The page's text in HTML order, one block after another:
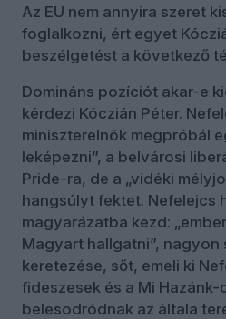
Az EU nem annyira szeret
foglalkozni, ért egyet
beszélgetést a következő
Domináns pozíciót akar-e
kérdezi Kóczián Péter.
miniszterelnök megpróbál
leképezni”, a belvárosi
Pride-ra, de a „vidéki
hangsúlyt fektet. Nefelejcs
magyarázatba kezd:
Magyart hallgatni”, nagyon
keretezése, sőt, emeli ki
fideszesek és a Mi Hazánk-
belesodródnak az általa